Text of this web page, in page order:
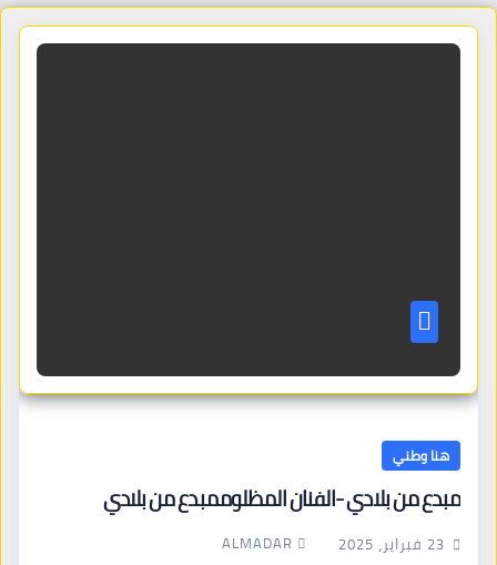
هنا وطني
مبدع من بلادي -الفنان المظلوممبدع من بلادي
23 فبراير، 2025 ALMADAR